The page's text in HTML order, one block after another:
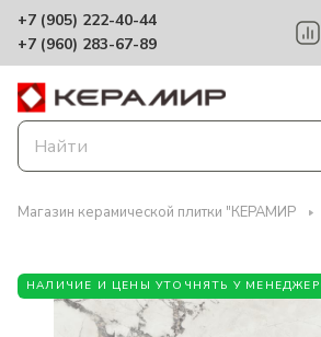
+7 (905) 222-40-44
+7 (960) 283-67-89
Магазин керамической плитки "КЕРАМИР
НАЛИЧИЕ И ЦЕНЫ УТОЧНЯТЬ У